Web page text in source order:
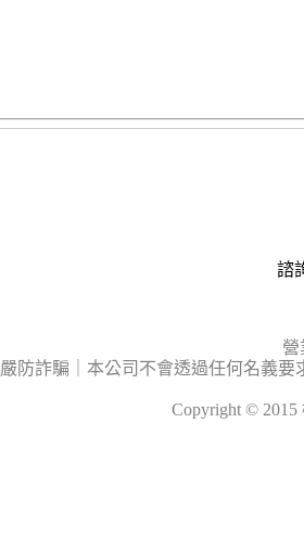
諮
營
嚴防詐騙｜本公司不會透過任何名義
Copyright ©